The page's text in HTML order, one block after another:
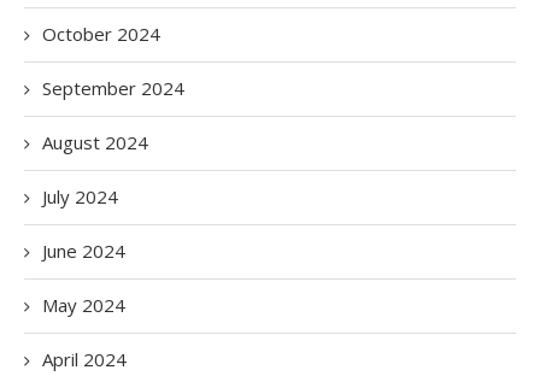
October 2024
September 2024
August 2024
July 2024
June 2024
May 2024
April 2024